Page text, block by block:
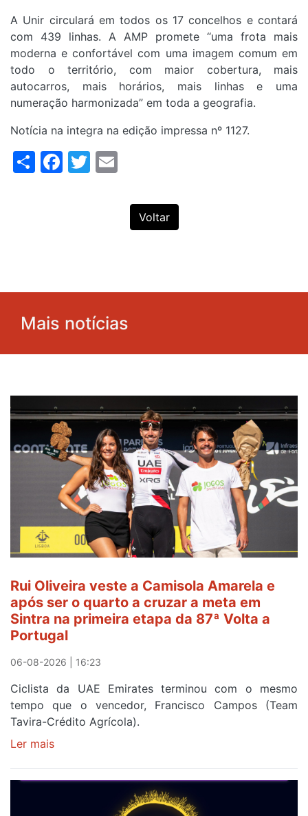
A Unir circulará em todos os 17 concelhos e contará
com 439 linhas. A AMP promete “uma frota mais
moderna e confortável com uma imagem comum em
todo o território, com maior cobertura, mais
autocarros, mais horários, mais linhas e uma
numeração harmonizada” em toda a geografia.
Notícia na integra na edição impressa nº 1127.
ShareFacebook
Twitter
Voltar
Mais notícias
Rui Oliveira veste a Camisola Amarela e
após ser o quarto a cruzar a meta em
Sintra na primeira etapa da 87ª Volta a
Portugal
06-08-2026 | 16:23
Ciclista da UAE Emirates terminou com o mesmo
tempo que o vencedor, Francisco Campos (Team
Tavira-Crédito Agrícola).
Ler mais
Oliveira